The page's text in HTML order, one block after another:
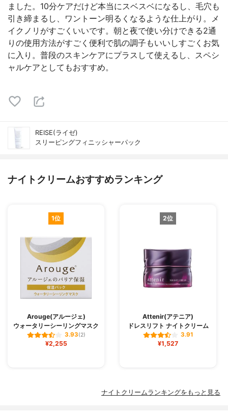
ました。10分ケアだけど本当にスベスベになるし、毛穴も
引き締まるし、ワントーン明るくなるような仕上がり。メ
イクノリがすごくいいです。朝と夜で使い分けできる2通
りの使用方法がすごく便利で肌の調子もいいしすごくお気
に入り。普段のスキンケアにプラスして使えるし、スペシ
ャルケアとしてもおすすめ。
REISE(ライゼ)
スリーピングフィニッシャーパック
ナイトクリームおすすめランキング
1位
Arouge(アルージェ)
ウォータリーシーリングマスク
3.93(2)
¥2,255
2位
Attenir(アテニア)
ドレスリフト ナイトクリーム
3.91
¥1,527
ナイトクリームランキングをもっと見る